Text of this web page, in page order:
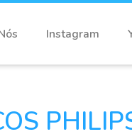
Instagram